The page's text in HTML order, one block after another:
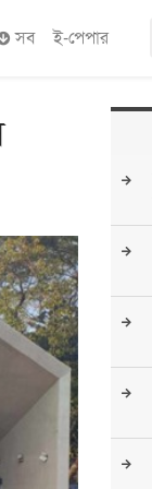
সব ই-পেপার